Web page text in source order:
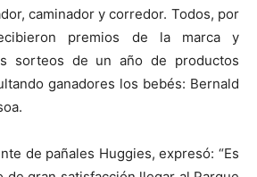
caminador y corredor. Todos, por
premios de la marca y
sorteos de un año de productos
ganadores los bebés: Bernald
de pañales Huggies, expresó: “Es